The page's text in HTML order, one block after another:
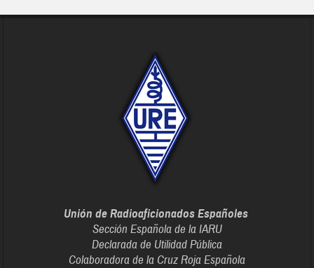
Unión de Radioaficionados Españoles
Sección Española de la IARU
Declarada de Utilidad Pública
Colaboradora de la Cruz Roja Española